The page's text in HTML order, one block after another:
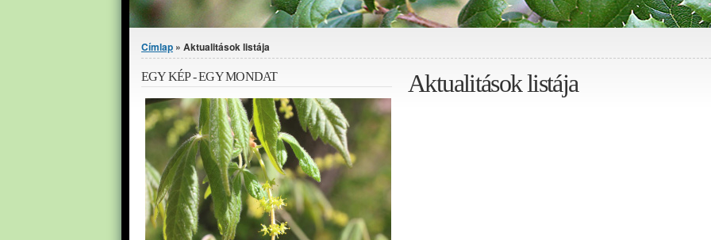
Jelenlegi hely
Címlap » Aktualitások listája
Aktualitások listája
EGY KÉP - EGY MONDAT